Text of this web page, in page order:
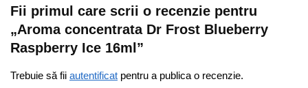
Fii primul care scrii o recenzie pentru
„Aroma concentrata Dr Frost Blueberry
Raspberry Ice 16ml”
Trebuie să fii autentificat pentru a publica o recenzie.